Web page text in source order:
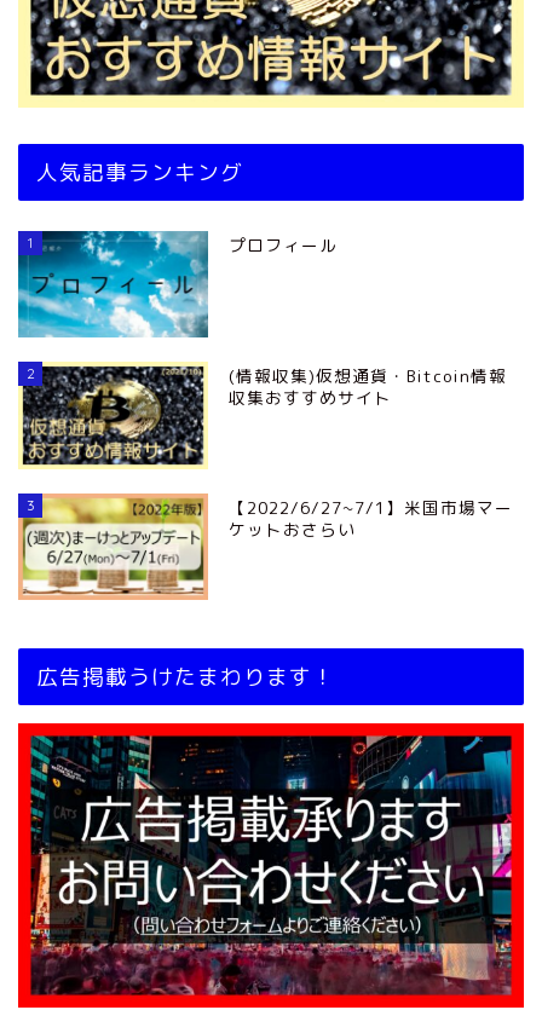
人気記事ランキング
1 プロフィール
2
(情報収集)仮想通貨・Bitcoin情報
収集おすすめサイト
3
【2022/6/27~7/1】米国市場マー
ケットおさらい
広告掲載うけたまわります！